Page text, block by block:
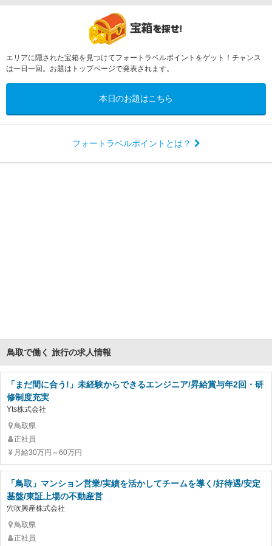
エリアに隠された宝箱を見つけてフォートラベルポイントをゲット！チャンス
は一日一回。お題はトップページで発表されます。
本日のお題はこちら
フォートラベルポイントとは？
鳥取で働く 旅行の求人情報
「まだ間に合う!」未経験からできるエンジニア/昇給賞与年2回・研
修制度充実
Yts株式会社
鳥取県
正社員
月給30万円～60万円
「鳥取」マンション営業/実績を活かしてチームを導く/好待遇/安定
基盤/東証上場の不動産営
穴吹興産株式会社
鳥取県
正社員